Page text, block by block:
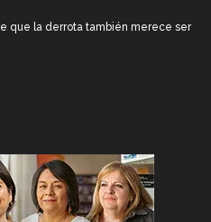
que la derrota también merece ser